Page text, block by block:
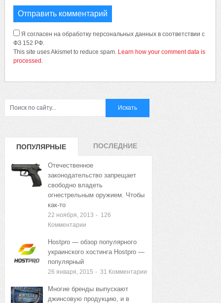
Я согласен на обработку персональных данных в соответствии с
ФЗ 152 РФ.
This site uses Akismet to reduce spam. Learn how your comment data is
processed.
ПОПУЛЯРНЫЕ
ЗАПИСИ
ПОСЛЕДНИЕ
Отечественное
законодательство запрещает
свободно владеть
огнестрельным оружием. Чтобы
как-то
22 ноября, 2013 - 126
Комментарии
Hostpro — обзор популярного
украинского хостинга Hostpro —
популярный
26 января, 2015 - 31 Комментарии
Многие бренды выпускают
джинсовую продукцию, и в